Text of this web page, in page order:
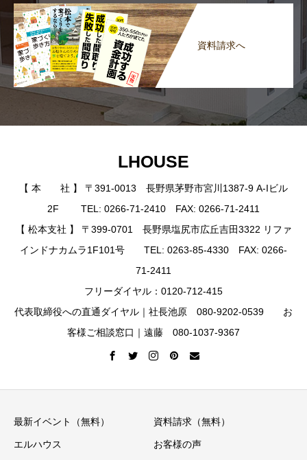
資料請求へ
LHOUSE
【 本 社 】 〒391-0013 長野県茅野市宮川1387-9 A-Iビル
2F TEL: 0266-71-2410 FAX: 0266-71-2411
【 松本支社 】 〒399-0701 長野県塩尻市広丘吉田3322 リファ
インドナカムラ1F101号 TEL: 0263-85-4330 FAX: 0266-
71-2411
フリーダイヤル：0120-712-415
代表取締役への直通ダイヤル｜社長池原 080-9202-0539 お
客様ご相談窓口｜遠藤 080-1037-9367
最新イベント（無料） 資料請求（無料）
エルハウス お客様の声